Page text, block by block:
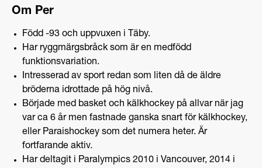
Om Per
Född -93 och uppvuxen i Täby.
Har ryggmärgsbråck som är en medfödd
funktionsvariation.
Intresserad av sport redan som liten då de äldre
bröderna idrottade på hög nivå.
Började med basket och kälkhockey på allvar när jag
var ca 6 år men fastnade ganska snart för kälkhockey,
eller Paraishockey som det numera heter. Är
fortfarande aktiv.
Har deltagit i Paralympics 2010 i Vancouver, 2014 i